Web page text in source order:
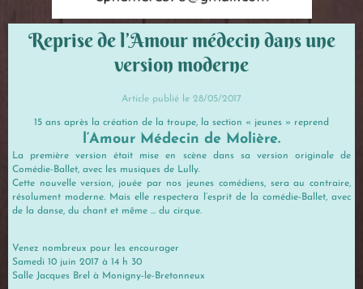
Reprise de l’Amour médecin dans une
version moderne
Article publié le 28/05/2017
15 ans après la création de la troupe, la section « jeunes » reprend
l‘Amour Médecin de Molière.
La première version était mise en scène dans sa version originale de
Comédie-Ballet, avec les musiques de Lully.
Cette nouvelle version, jouée par nos jeunes comédiens, sera au contraire,
résolument moderne. Mais elle respectera l’esprit de la comédie-Ballet, avec
de la danse, du chant et même … du cirque.
Venez nombreux pour les encourager
Samedi 10 juin 2017 à 14 h 30
Salle Jacques Brel à Monigny-le-Bretonneux